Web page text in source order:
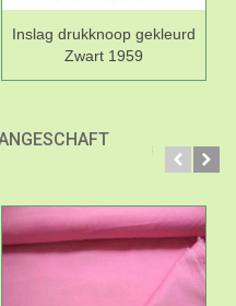
Inslag drukknoop gekleurd
Zwart 1959